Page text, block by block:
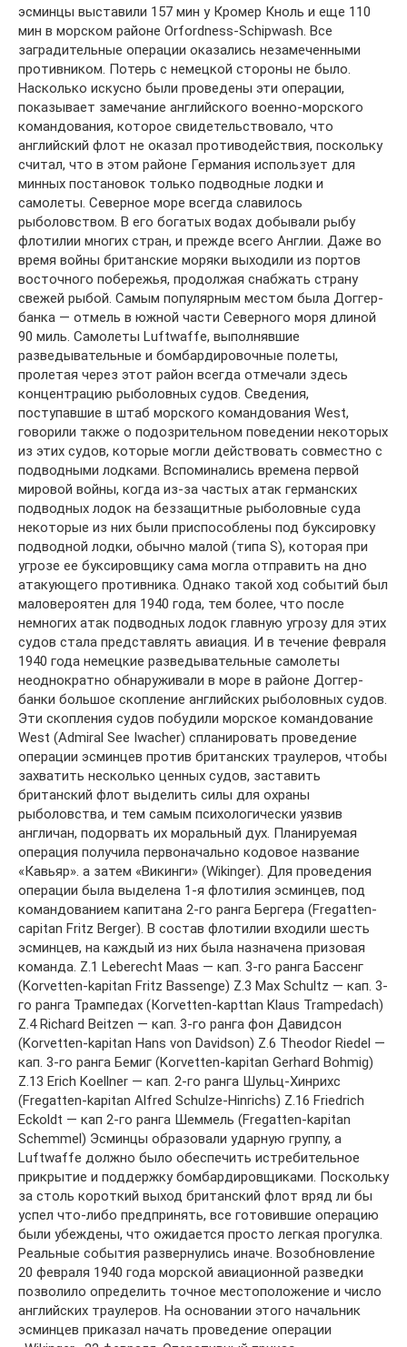
эсминцы выставили 157 мин у Кромер Кноль и еще 110
мин в морском районе Orfordness-Schipwash. Все
заградительные операции оказались незамеченными
противником. Потерь с немецкой стороны не было.
Насколько искусно были проведены эти операции,
показывает замечание английского военно-морского
командования, которое свидетельствовало, что
английский флот не оказал противодействия, поскольку
cчитал, что в этом районе Германия использует для
минных постановок только подводные лодки и
самолеты. Северное море всегда славилось
рыболовством. В его богатых водах добывали рыбу
флотилии многих стран, и прежде всего Англии. Даже во
время войны британские моряки выходили из портов
восточного побережья, продолжая снабжать страну
свежей рыбой. Самым популярным местом была Доггер-
банка — отмель в южной части Северного моря длиной
90 миль. Самолеты Luftwaffe, выполнявшие
разведывательные и бомбардировочные полеты,
пролетая через этот район всегда отмечали здесь
концентрацию рыболовных судов. Сведения,
поступавшие в штаб морского командования West,
говорили также о подозрительном поведении некоторых
из этих судов, которые могли действовать совместно с
подводными лодками. Вспоминались времена первой
мировой войны, когда из-за частых атак германских
подводных лодок на беззащитные рыболовные суда
некоторые из них были приспособлены под буксировку
подводной лодки, обычно малой (типа S), которая при
угрозе ее буксировщику сама могла отправить на дно
атакующего противника. Однако такой ход событий был
маловероятен для 1940 года, тем более, что после
немногих атак подводных лодок главную угрозу для этих
судов стала представлять авиация. И в течение февраля
1940 года немецкие разведывательные самолеты
неоднократно обнаруживали в море в районе Доггер-
банки большое скопление английских рыболовных судов.
Эти скопления судов побудили морское командование
West (Admiral See Iwacher) спланировать проведение
операции эсминцев против британских траулеров, чтобы
захватить несколько ценных судов, заставить
британский флот выделить силы для охраны
рыболовства, и тем самым психологически уязвив
англичан, подорвать их моральный дух. Планируемая
операция получила первоначально кодовое название
«Кавьяр». а затем «Викинги» (Wikinger). Для проведения
операции была выделена 1-я флотилия эсминцев, под
командованием капитана 2-го ранга Бергера (Fregatten-
capitan Fritz Berger). В состав флотилии входили шесть
эсминцев, на каждый из них была назначена призовая
команда. Z.1 Leberecht Maas — кап. 3-го ранга Бассенг
(Korvetten-kapitan Fritz Bassenge) Z.3 Max Schultz — кап. 3-
го ранга Трампедах (Коrvetten-kapttan Klaus Trampedach)
Z.4 Richard Beitzen — кап. 3-го ранга фон Давидсон
(Korvetten-kapitan Hans von Davidson) Z.6 Theodor Riedel —
кап. 3-го ранга Бемиг (Korvetten-kapitan Gerhard Bohmig)
Z.13 Erich Koellner — кап. 2-го ранга Шульц-Хинрихс
(Fregatten-kapitan Alfred Schulze-Hinrichs) Z.16 Friedrich
Eckoldt — кап 2-го ранга Шеммель (Fregatten-kapitan
Schemmel) Эсминцы образовали ударную группу, a
Luftwaffe должно было обеспечить истребительное
прикрытие и поддержку бомбардировщиками. Поскольку
за столь короткий выход британский флот вряд ли бы
успел что-либо предпринять, все готовившие операцию
были убеждены, что ожидается просто легкая прогулка.
Реальные события развернулись иначе. Возобновление
20 февраля 1940 года морской авиационной разведки
позволило определить точное местоположение и число
английских траулеров. На основании этого начальник
эсминцев приказал начать проведение операции